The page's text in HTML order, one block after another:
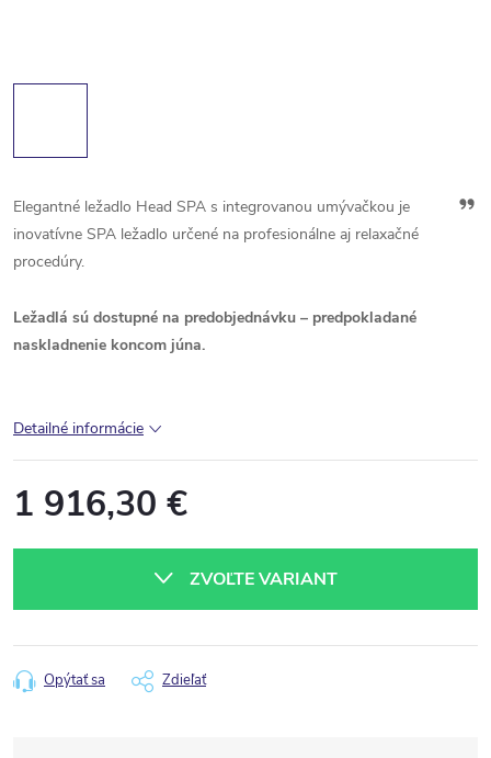
Elegantné ležadlo Head SPA s integrovanou umývačkou je
inovatívne SPA ležadlo určené na profesionálne aj relaxačné
procedúry.
Ležadlá sú dostupné na predobjednávku – predpokladané
naskladnenie koncom júna.
Ask
Detailné informácie
1 916,30 €
ZVOĽTE VARIANT
Opýtať sa Zdieľať